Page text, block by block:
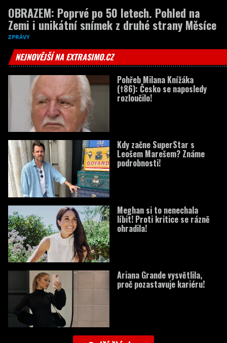
OBRAZEM: Poprvé po 50 letech. Pohled na
Zemi i unikátní snímek z druhé strany Měsíce
ZPRÁVY
NEJNOVĚJŠÍ NA EXTRASIMO.CZ
Pohřeb Milana Knížáka
(†86): Česko se naposledy
rozloučilo!
Kdy začne SuperStar s
Leošem Marešem? Známe
podrobnosti!
Meghan si to nenechala
líbit! Proti kritice se rázně
ohradila!
Ariana Grande vysvětlila,
proč pozastavuje kariéru!